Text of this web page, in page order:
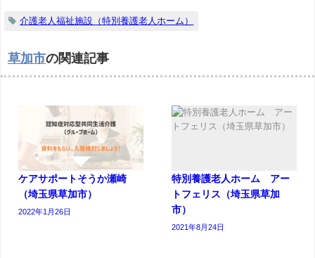
介護老人福祉施設（特別養護老人ホーム）
草加市の関連記事
ケアサポートそうか瀬崎
（埼玉県草加市）
2022年1月26日
特別養護老人ホーム アー
トフェリス（埼玉県草加
市）
2021年8月24日